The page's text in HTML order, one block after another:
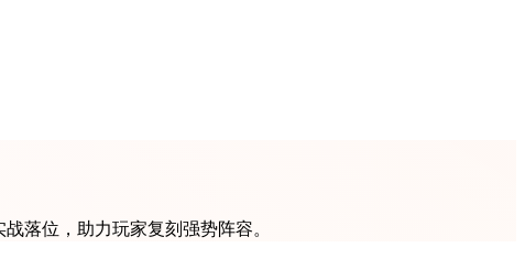
落位，助力玩家复刻强势阵容。